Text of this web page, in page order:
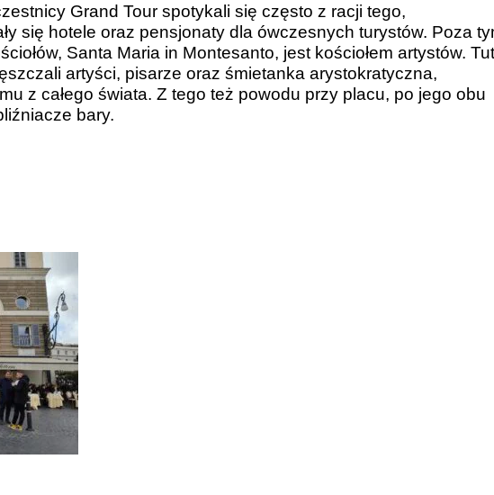
Grand Tour spotykali się często z racji tego,
się hotele oraz pensjonaty dla ówczesnych turystów. Poza
Santa Maria in Montesanto, jest kościołem artystów.
artyści, pisarze oraz śmietanka arystokratyczna,
z całego świata. Z tego też powodu przy placu, po jego obu
bary.